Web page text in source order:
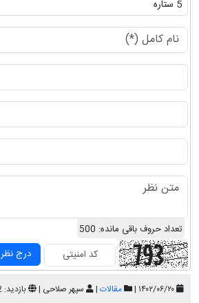
تعداد حروف باقی مانده: 500
درج نظر
مقالات | سپهر صلاحی | بازدید: 592 |